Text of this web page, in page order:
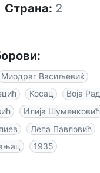
Страна: 2
Миодраг Васиљевиќ
Косац
Воја
Илија Шуменковић
Лепа Павловић
1935